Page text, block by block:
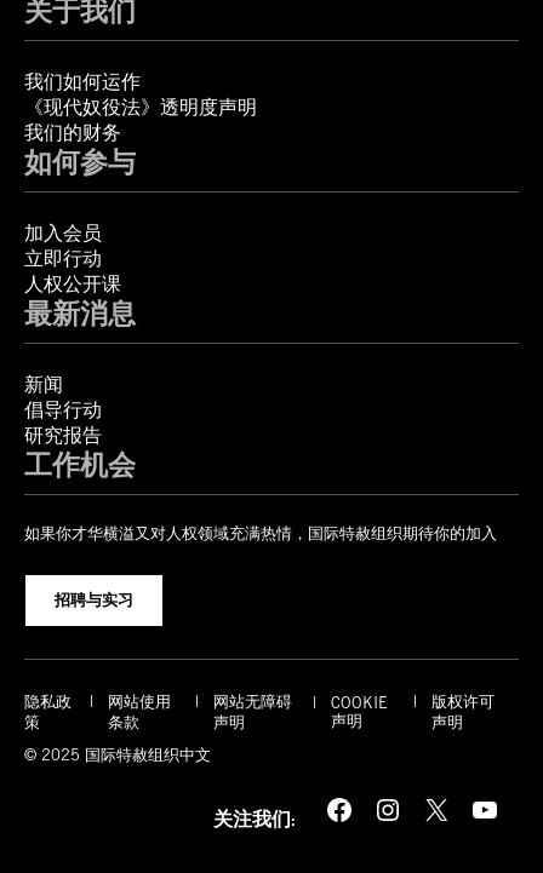
关于我们
我们如何运作
《现代奴役法》透明度声明
我们的财务
如何参与
加入会员
立即行动
人权公开课
最新消息
新闻
倡导行动
研究报告
工作机会
如果你才华横溢又对人权领域充满热情，国际特赦组织期待你的加入
招聘与实习
隐私政
策
网站使用
条款
网站无障碍
声明
COOKIE
声明
版权许可
声明
© 2025 国际特赦组织中文
关注我们: Facebook Instagram X YouTube